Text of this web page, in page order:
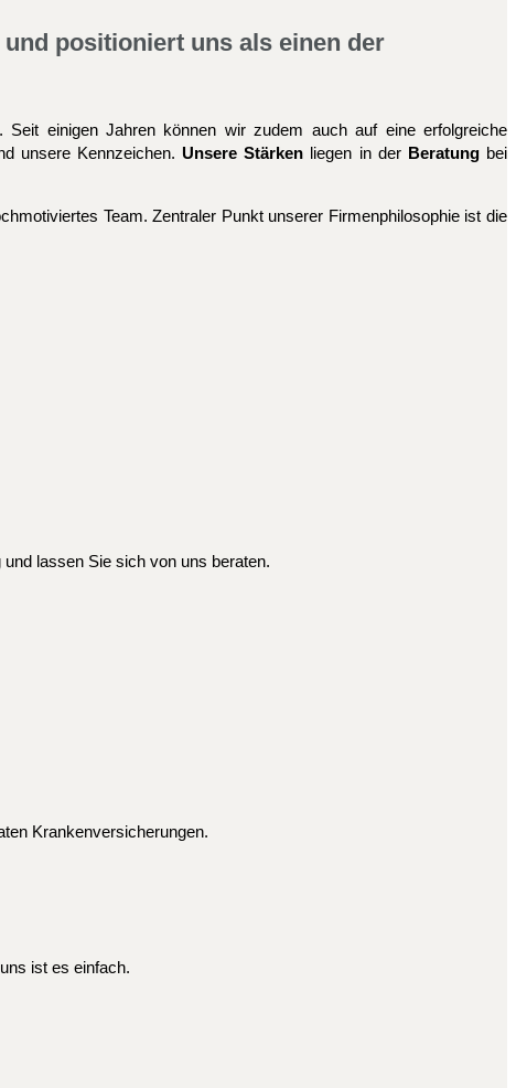
positioniert uns als einen der
einigen Jahren können wir zudem auch auf eine erfolgreiche
unsere Kennzeichen. UnsereStärken liegen in der Beratung bei
Team. Zentraler Punkt unserer Firmenphilosophie ist die
lassen Sie sich von uns beraten.
Krankenversicherungen.
ist es einfach.